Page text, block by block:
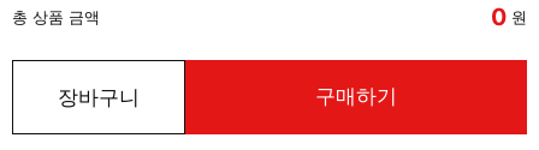
총 상품 금액 0 원
장바구니 구매하기